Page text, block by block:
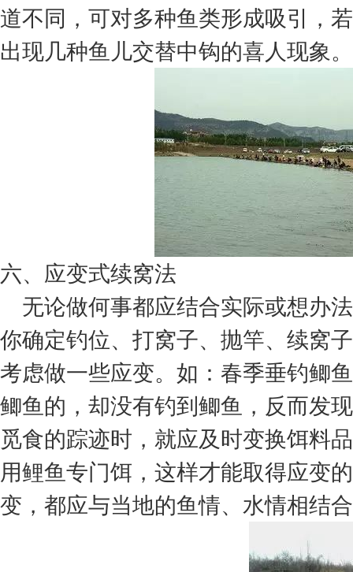
道不同，可对多种鱼类形成吸引，
出现几种鱼儿交替中钩的喜人现象。
六、应变式续窝法
无论做何事都应结合实际或想办
你确定钓位、打窝子、抛竿、续窝
考虑做一些应变。如：春季垂钓鲫
鲫鱼的，却没有钓到鲫鱼，反而发
觅食的踪迹时，就应及时变换饵料
用鲤鱼专门饵，这样才能取得应变
变，都应与当地的鱼情、水情相结